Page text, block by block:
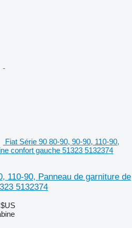
Fiat Série 90 80-90, 90-90, 110-90,
confort gauche 51323 5132374
110-90, Panneau de garniture de
5132374